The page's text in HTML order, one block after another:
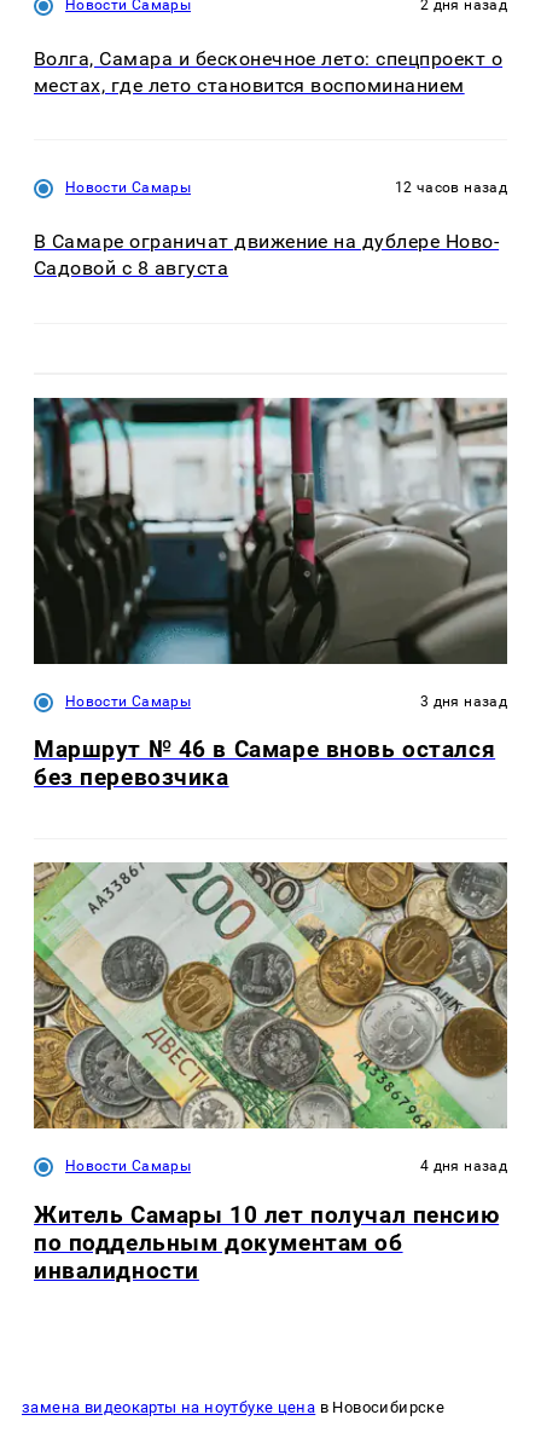
Новости Самары 2 дня назад
Волга, Самара и бесконечное лето: спецпроект о
местах, где лето становится воспоминанием
Новости Самары 12 часов назад
В Самаре ограничат движение на дублере Ново-
Садовой с 8 августа
Новости Самары 3 дня назад
Маршрут № 46 в Самаре вновь остался
без перевозчика
Новости Самары 4 дня назад
Житель Самары 10 лет получал пенсию
по поддельным документам об
инвалидности
замена видеокарты на ноутбуке цена в Новосибирске